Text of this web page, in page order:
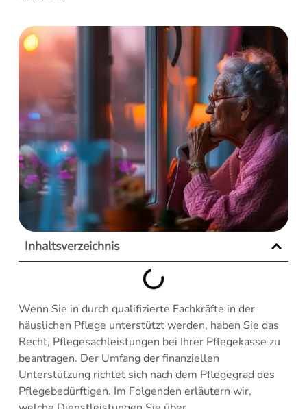
Inhaltsverzeichnis
Wenn Sie in durch qualifizierte Fachkräfte in der
häuslichen Pflege unterstützt werden, haben Sie das
Recht, Pflegesachleistungen bei Ihrer Pflegekasse zu
beantragen. Der Umfang der finanziellen
Unterstützung richtet sich nach dem Pflegegrad des
Pflegebedürftigen. Im Folgenden erläutern wir,